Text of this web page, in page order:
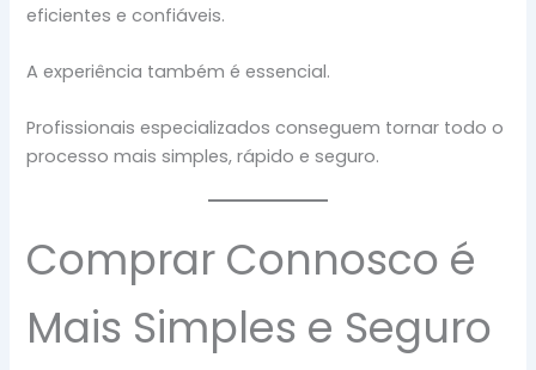
eficientes e confiáveis.
A experiência também é essencial.
Profissionais especializados conseguem tornar todo o
processo mais simples, rápido e seguro.
Comprar Connosco é
Mais Simples e Seguro